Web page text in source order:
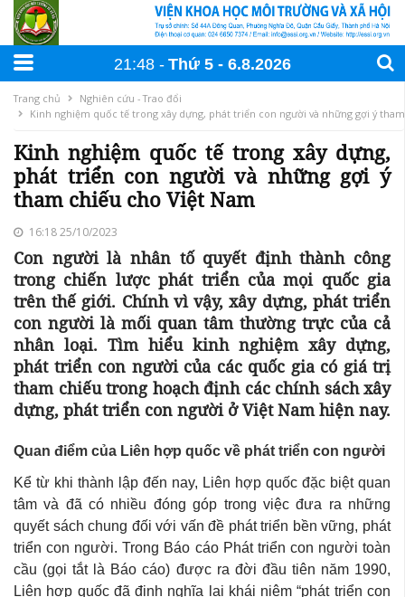
21:48 Thứ 5 6.8.2026
Trang chủ
Nghiên cứu - Trao đổi
Kinh nghiệm quốc tế trong xây dựng, phát triển con người và những gợi ý
Kinh nghiệm quốc tế trong xây dựng,
phát triển con người và những gợi ý
tham chiếu cho Việt Nam
16:18 25/10/2023
Con người là nhân tố quyết định thành công
trong chiến lược phát triển của mọi quốc gia
trên thế giới. Chính vì vậy, xây dựng, phát triển
con người là mối quan tâm thường trực của cả
nhân loại. Tìm hiểu kinh nghiệm xây dựng,
phát triển con người của các quốc gia có giá trị
tham chiếu trong hoạch định các chính sách xây
dựng, phát triển con người ở Việt Nam hiện nay.
Quan điểm của Liên hợp quốc về phát triển con người
Kể từ khi thành lập đến nay, Liên hợp quốc đặc biệt quan
tâm và đã có nhiều đóng góp trong việc đưa ra những
quyết sách chung đối với vấn đề phát triển bền vững, phát
triển con người. Trong Báo cáo Phát triển con người toàn
cầu (gọi tắt là Báo cáo) được ra đời đầu tiên năm 1990,
Liên hợp quốc đã định nghĩa lại khái niệm “phát triển con